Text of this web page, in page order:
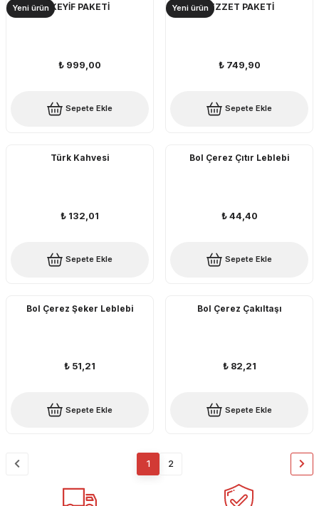
Yeni ürün KEYİF PAKETİ
₺ 999,00
Sepete Ekle
Yeni ürünLEZZET PAKETİ
₺ 749,90
Sepete Ekle
Türk Kahvesi
₺ 132,01
Sepete Ekle
Bol Çerez Çıtır Leblebi
₺ 44,40
Sepete Ekle
Bol Çerez Şeker Leblebi
₺ 51,21
Sepete Ekle
Bol Çerez Çakıltaşı
₺ 82,21
Sepete Ekle
1 2